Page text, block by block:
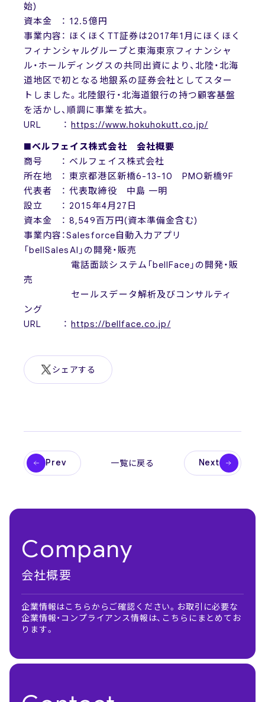
始)
資本金 ： 12.5億円
事業内容： ほくほくTT証券は2017年1月にほくほく
フィナンシャルグループと東海東京フィナンシャ
ル・ホールディングスの共同出資により、北陸・北海
道地区で初となる地銀系の証券会社としてスター
トしました。北陸銀行・北海道銀行の持つ顧客基盤
を活かし、順調に事業を拡大。
URL ：https://www.hokuhokutt.co.jp/
■ベルフェイス株式会社 会社概要
商号 ： ベルフェイス株式会社
所在地 ： 東京都港区新橋6-13-10 PMO新橋9F
代表者 ： 代表取締役 中島 一明
設立 ： 2015年4月27日
資本金 ： 8,549百万円(資本準備金含む)
事業内容：Salesforce自動入力アプリ
「bellSalesAI」の開発・販売
電話面談システム「bellFace」の開発・販
売
セールスデータ解析及びコンサルティ
ング
URL ：https://bellface.co.jp/
シェアする
Prev 一覧に戻る Next
Company
会社概要
企業情報はこちらからご確認ください。お取引に必要な
企業情報・コンプライアンス情報は、こちらにまとめてお
ります。